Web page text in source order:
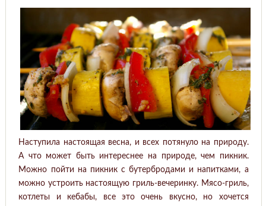
Наступила настоящая весна, и всех потянуло на природу.
А что может быть интереснее на природе, чем пикник.
Можно пойти на пикник с бутербродами и напитками, а
можно устроить настоящую гриль-вечеринку. Мясо-гриль,
котлеты и кебабы, все это очень вкусно, но хочется